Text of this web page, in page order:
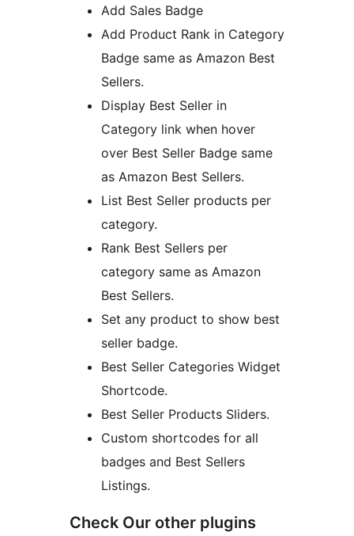
Add Sales Badge
Add Product Rank in Category
Badge same as Amazon Best
Sellers.
Display Best Seller in
Category link when hover
over Best Seller Badge same
as Amazon Best Sellers.
List Best Seller products per
category.
Rank Best Sellers per
category same as Amazon
Best Sellers.
Set any product to show best
seller badge.
Best Seller Categories Widget
Shortcode.
Best Seller Products Sliders.
Custom shortcodes for all
badges and Best Sellers
Listings.
Check Our other plugins